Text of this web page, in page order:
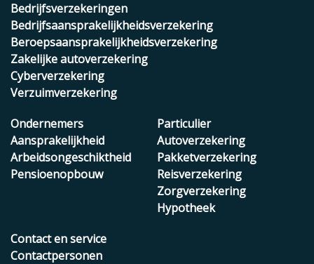
Bedrijfsverzekeringen
Bedrijfsaansprakelijkheidsverzekering
Beroepsaansprakelijkheidsverzekering
Zakelijke autoverzekering
Cyberverzekering
Verzuimverzekering
Ondernemers
Aansprakelijkheid
Arbeidsongeschiktheid
Pensioenopbouw
Particulier
Autoverzekering
Pakketverzekering
Reisverzekering
Zorgverzekering
Hypotheek
Contact en service
Contactpersonen